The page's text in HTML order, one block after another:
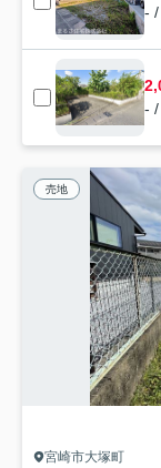
-
-
売地
宮崎市大塚町